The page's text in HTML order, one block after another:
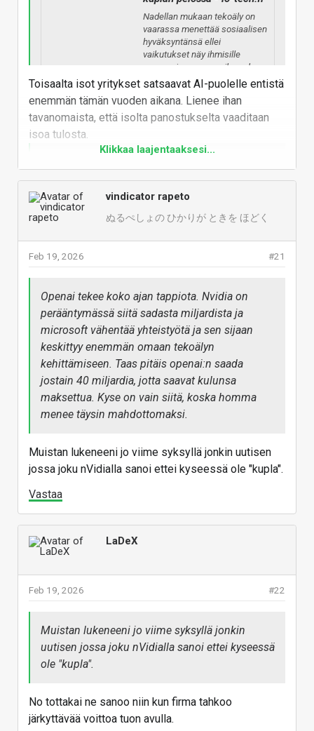
according to people familiar
with the matter, a record-
breaking financing deal that
would give the startup
additional capital to build out
its artificial intelligence tools.
www.bloomberg.com
Nadellan mukaan tekoäly on
vaarassa menettää sosiaalisen
hyväksyntänsä ellei
vaikutukset näy ihmisille
paremmin samaan aikaan kun
yli puolet yrityksistä toteaa,
etteivät he ole kokeneet
tekoälystä hyötyä.
Toisaalta isot yritykset satsaavat AI-puolelle entistä
enemmän tämän vuoden aikana. Lienee ihan
tavanomaista, että isolta panostukselta vaaditaan
isoa tulosta.
(MSFT), Alphabet (GOOGL,GOOG), Amazon
(AMZN), and Meta (META) — are on track to
spend upward of $650 billion on artificial
Spesifisesti microsoftista alla
Late last month, Meta told investors it would
spend anywhere from$115 billion to $135
billionin 2026, while Microsoft's annual run rate
for its 2026 fiscal year, which began in July,
would put the company on pace for capital
expenditures of $145 billion.
Kaasua painetaan, ei jarrua
spend about $635 billion, marking a roughly
67% spike from the companies’ $381 billion in
expenditures in 2025.
billion in 2026 as AI
between $635 billion and $665
billion in their respective 2026
Vastaa
Klikkaa laajentaaksesi...
vindicator rapeto
ぬるぺしょの ひかりが ときを ほどく
#21
Feb 19, 2026
Openai tekee koko ajan tappiota. Nvidia on
perääntymässä siitä sadasta miljardista ja
microsoft vähentää yhteistyötä ja sen sijaan
keskittyy enemmän omaan tekoälyn
kehittämiseen. Taas pitäis openai:n saada
jostain 40 miljardia, jotta saavat kulunsa
maksettua. Kyse on vain siitä, koska homma
menee täysin mahdottomaksi.
Muistan lukeneeni jo viime syksyllä jonkin uutisen
jossa joku nVidialla sanoi ettei kyseessä ole "kupla".
Vastaa
LaDeX
#22
Feb 19, 2026
Muistan lukeneeni jo viime syksyllä jonkin
uutisen jossa joku nVidialla sanoi ettei kyseessä
ole "kupla".
No tottakai ne sanoo niin kun firma tahkoo
järkyttävää voittoa tuon avulla.